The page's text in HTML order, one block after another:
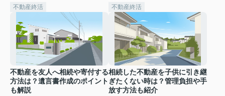
不動産終活
不動産終活
不動産を友人へ相続や寄付する
方法は？遺言書作成のポイント
も解説
相続した不動産を子供に引き継
ぎたくない時は？管理負担や手
放す方法も紹介